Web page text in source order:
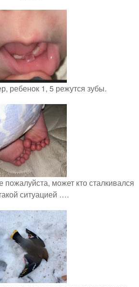
ребенок 1, 5 режутся зубы.
пожалуйста, может кто сталкивался
ситуацией ….